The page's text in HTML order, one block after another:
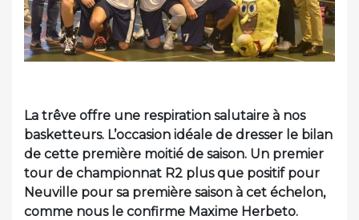
La trêve offre une respiration salutaire à nos
basketteurs. L’occasion idéale de dresser le bilan
de cette première moitié de saison. Un premier
tour de championnat R2 plus que positif pour
Neuville pour sa première saison à cet échelon,
comme nous le confirme Maxime Herbeto.